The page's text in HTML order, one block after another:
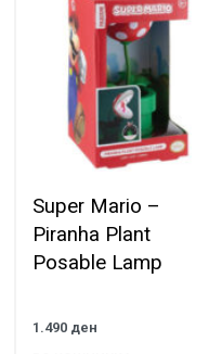
Super Mario –
Piranha Plant
Posable Lamp
1.490 ден